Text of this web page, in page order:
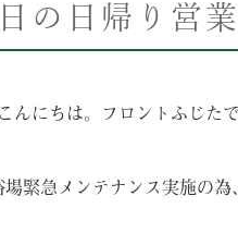
日の日帰り営
こんにちは。フロントふじた
緊急メンテナンス実施の為